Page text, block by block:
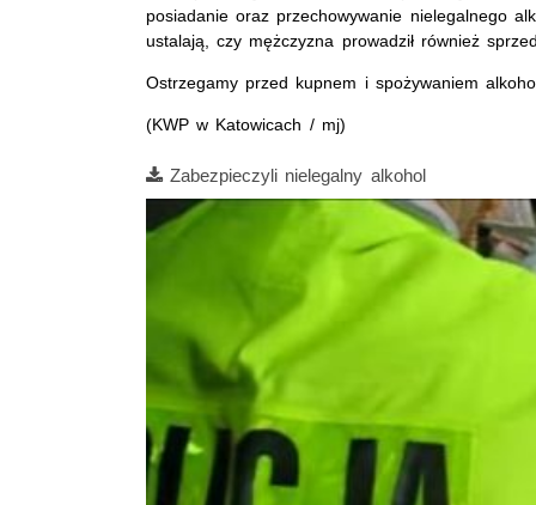
posiadanie oraz przechowywanie nielegalnego
ustalają, czy mężczyzna prowadził również
Ostrzegamy przed kupnem i spożywaniem
(KWP w Katowicach / mj)
Film
Zabezpieczyli nielegalny alkohol
Opis filmu: nielegalny alkohol. przestępczość